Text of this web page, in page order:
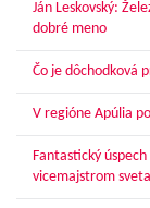
Ján Leskovský:
dobré meno
Čo je dôchodková
V regióne Apúlia
Fantastický
vicemajstrom